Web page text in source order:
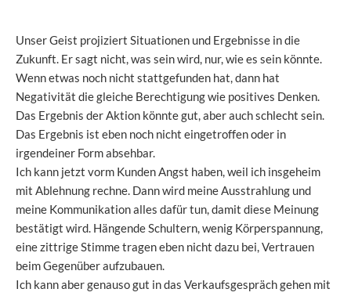
Unser Geist projiziert Situationen und Ergebnisse in die
Zukunft. Er sagt nicht, was sein wird, nur, wie es sein könnte.
Wenn etwas noch nicht stattgefunden hat, dann hat
Negativität die gleiche Berechtigung wie positives Denken.
Das Ergebnis der Aktion könnte gut, aber auch schlecht sein.
Das Ergebnis ist eben noch nicht eingetroffen oder in
irgendeiner Form absehbar.
Ich kann jetzt vorm Kunden Angst haben, weil ich insgeheim
mit Ablehnung rechne. Dann wird meine Ausstrahlung und
meine Kommunikation alles dafür tun, damit diese Meinung
bestätigt wird. Hängende Schultern, wenig Körperspannung,
eine zittrige Stimme tragen eben nicht dazu bei, Vertrauen
beim Gegenüber aufzubauen.
Ich kann aber genauso gut in das Verkaufsgespräch gehen mit